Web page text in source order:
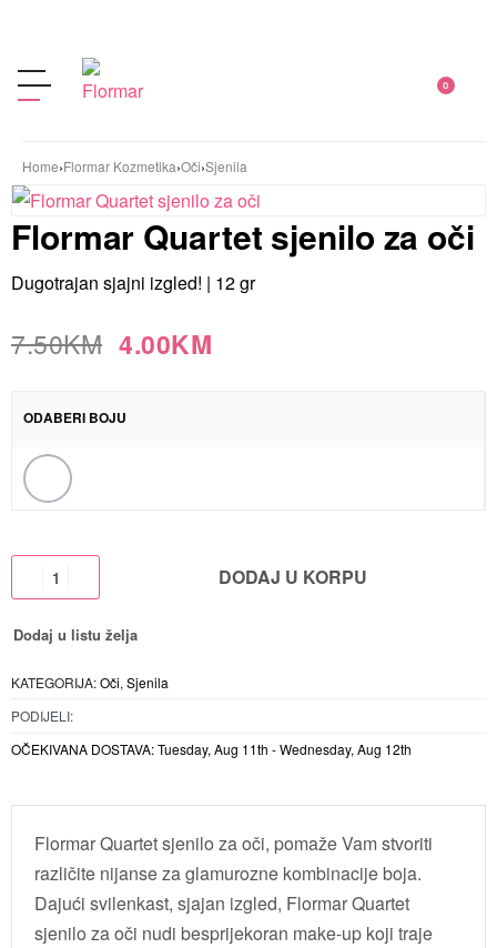
0
Home›Flormar Kozmetika›Oči›Sjenila
Flormar Quartet sjenilo za oči
Dugotrajan sjajni izgled! | 12 gr
7.50KM 4.00KM
ODABERI BOJU
DODAJ U KORPU
Dodaj u listu želja
KATEGORIJA:Oči, Sjenila
PODIJELI:
OČEKIVANA DOSTAVA:Tuesday, Aug 11th - Wednesday, Aug 12th
Flormar Quartet sjenilo za oči, pomaže Vam stvoriti
različite nijanse za glamurozne kombinacije boja.
Dajući svilenkast, sjajan izgled, Flormar Quartet
sjenilo za oči nudi besprijekoran make-up koji traje